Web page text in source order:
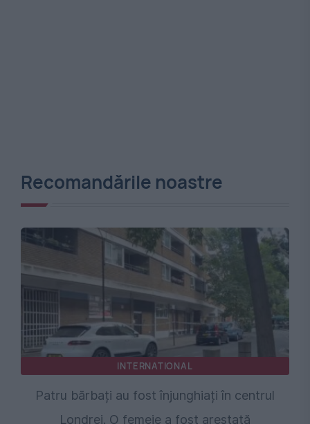
Recomandările noastre
INTERNATIONAL
Patru bărbați au fost înjunghiați în centrul
Londrei. O femeie a fost arestată